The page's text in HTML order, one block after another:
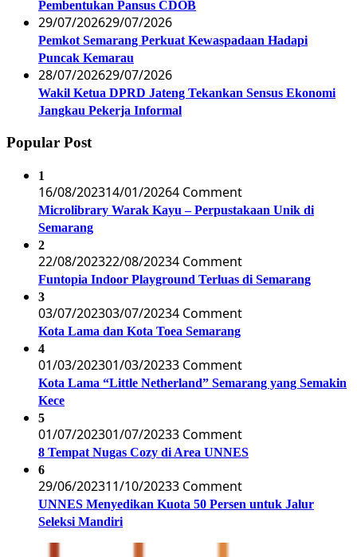
Pembentukan Pansus CDOB
29/07/202629/07/2026
Pemkot Semarang Perkuat Kewaspadaan Hadapi
Puncak Kemarau
28/07/202629/07/2026
Wakil Ketua DPRD Jateng Tekankan Sensus Ekonomi
Jangkau Pekerja Informal
Popular Post
1
16/08/202314/01/20264 Comment
Microlibrary Warak Kayu – Perpustakaan Unik di
Semarang
2
22/08/202322/08/20234 Comment
Funtopia Indoor Playground Terluas di Semarang
3
03/07/202303/07/20234 Comment
Kota Lama dan Kota Toea Semarang
4
01/03/202301/03/20233 Comment
Kota Lama “Little Netherland” Semarang yang Semakin
Kece
5
01/07/202301/07/20233 Comment
8 Tempat Nugas Cozy di Area UNNES
6
29/06/202311/10/20233 Comment
UNNES Menyedikan Kuota 50 Persen untuk Jalur
Seleksi Mandiri